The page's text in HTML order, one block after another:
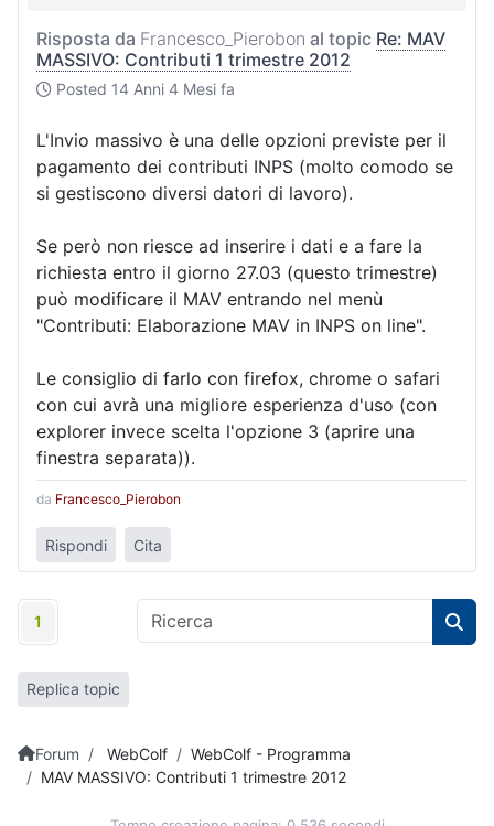
Risposta da Francesco_Pierobon al topic Re: MAV
MASSIVO: Contributi 1 trimestre 2012
Posted 14 Anni 4 Mesi fa
L'Invio massivo è una delle opzioni previste per il
pagamento dei contributi INPS (molto comodo se
si gestiscono diversi datori di lavoro).
Se però non riesce ad inserire i dati e a fare la
richiesta entro il giorno 27.03 (questo trimestre)
può modificare il MAV entrando nel menù
"Contributi: Elaborazione MAV in INPS on line".
Le consiglio di farlo con firefox, chrome o safari
con cui avrà una migliore esperienza d'uso (con
explorer invece scelta l'opzione 3 (aprire una
finestra separata)).
da Francesco_Pierobon
Rispondi Cita
1
Replica topic
Forum WebColf
WebColf - Programma
MAV MASSIVO: Contributi 1 trimestre 2012